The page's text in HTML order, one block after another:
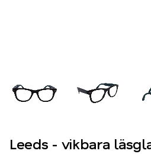
Leeds - vikbara